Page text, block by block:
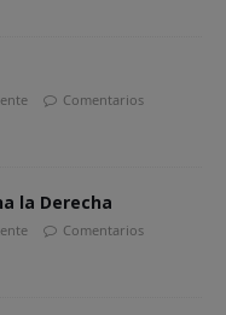
Comentarios
la Derecha
Comentarios